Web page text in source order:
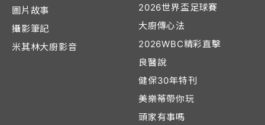
圖片故事
攝影筆記
米其林大廚影音
2026世界盃足球賽
大廚傳心法
2026WBC精彩直擊
良醫說
健保30年特刊
美樂蒂帶你玩
頭家有事嗎